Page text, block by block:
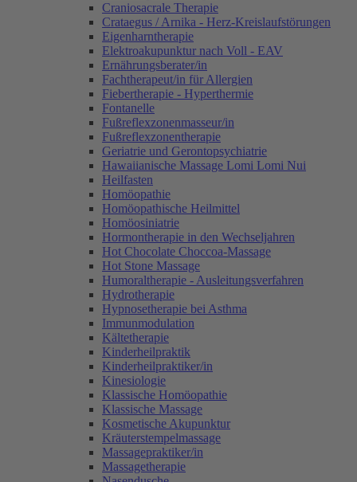
Craniosacrale Therapie
Crataegus / Arnika - Herz-Kreislaufstörungen
Eigenharntherapie
Elektroakupunktur nach Voll - EAV
Ernährungsberater/in
Fachtherapeut/in für Allergien
Fiebertherapie - Hyperthermie
Fontanelle
Fußreflexzonenmasseur/in
Fußreflexzonentherapie
Geriatrie und Gerontopsychiatrie
Hawaiianische Massage Lomi Lomi Nui
Heilfasten
Homöopathie
Homöopathische Heilmittel
Homöosiniatrie
Hormontherapie in den Wechseljahren
Hot Chocolate Choccoa-Massage
Hot Stone Massage
Humoraltherapie - Ausleitungsverfahren
Hydrotherapie
Hypnosetherapie bei Asthma
Immunmodulation
Kältetherapie
Kinderheilpraktik
Kinderheilpraktiker/in
Kinesiologie
Klassische Homöopathie
Klassische Massage
Kosmetische Akupunktur
Kräuterstempelmassage
Massagepraktiker/in
Massagetherapie